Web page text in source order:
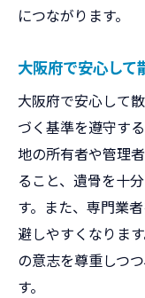
につながります。
大阪府で安心して
大阪府で安心して
づく基準を遵守す
地の所有者や管理
ること、遺骨を十
す。また、専門業
避しやすくなりま
の意志を尊重しつ
す。